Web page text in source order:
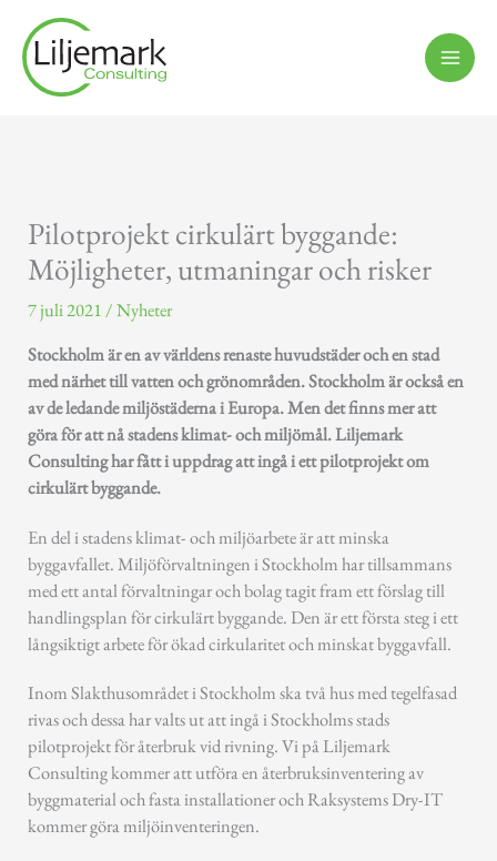
innehåll
Pilotprojekt cirkulärt byggande:
Möjligheter, utmaningar och risker
7 juli 2021 /Nyheter
Stockholm är en av världens renaste huvudstäder och en stad
med närhet till vatten och grönområden. Stockholm är också en
av de ledande miljöstäderna i Europa. Men det finns mer att
göra för att nå stadens klimat- och miljömål. Liljemark
Consulting har fått i uppdrag att ingå i ett pilotprojekt om
cirkulärt byggande.
En del i stadens klimat- och miljöarbete är att minska
byggavfallet. Miljöförvaltningen i Stockholm har tillsammans
med ett antal förvaltningar och bolag tagit fram ett förslag till
handlingsplan för cirkulärt byggande. Den är ett första steg i ett
långsiktigt arbete för ökad cirkularitet och minskat byggavfall.
Inom Slakthusområdet i Stockholm ska två hus med tegelfasad
rivas och dessa har valts ut att ingå i Stockholms stads
pilotprojekt för återbruk vid rivning. Vi på Liljemark
Consulting kommer att utföra en återbruksinventering av
byggmaterial och fasta installationer och Raksystems Dry-IT
kommer göra miljöinventeringen.